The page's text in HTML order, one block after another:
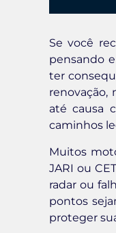
Se você
pensando
ter
até causa
caminhos
Muitos
JARI ou
radar ou
pontos
proteger